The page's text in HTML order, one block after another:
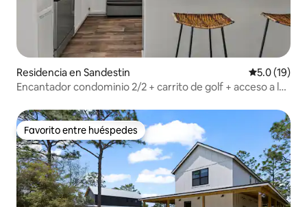
Residencia en Sandestin Calificación
5.0 (19)
Encantador condominio 2/2 + carrito de golf + acceso a la
Favorito entre huéspedes
Favorito entre huéspedes